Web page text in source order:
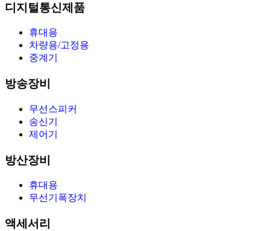
디지털통신제품
휴대용
차량용/고정용
중계기
방송장비
무선스피커
송신기
제어기
방산장비
휴대용
무선기폭장치
액세서리